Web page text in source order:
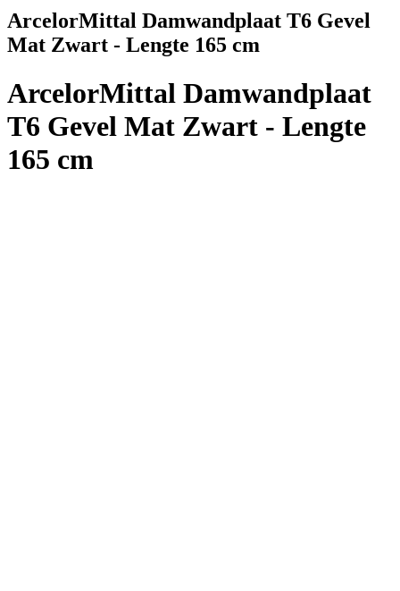
ArcelorMittal Damwandplaat T6 Gevel
Mat Zwart - Lengte 165 cm
ArcelorMittal Damwandplaat
T6 Gevel Mat Zwart - Lengte
165 cm